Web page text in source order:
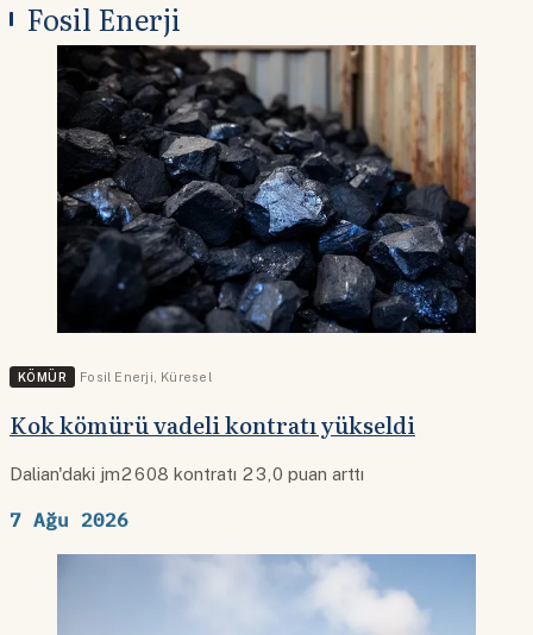
Fosil Enerji
KÖMÜR Fosil Enerji Küresel
Kok kömürü vadeli kontratı yükseldi
Dalian'daki jm2608 kontratı 23,0 puan arttı
7 Ağu 2026